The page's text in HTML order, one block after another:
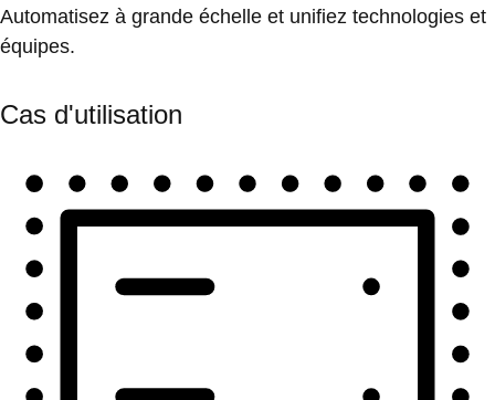
Automatisez à grande échelle et unifiez technologies et
équipes.
Cas d'utilisation